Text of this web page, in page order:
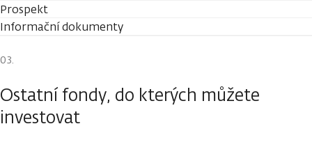
Prospekt
Informační dokumenty
Ostatní fondy, do kterých můžete
investovat